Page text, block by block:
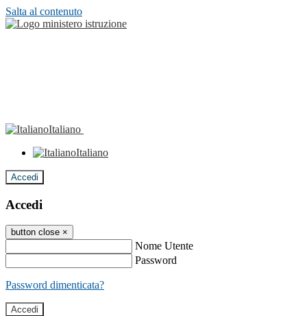
Salta al contenuto
Italiano
Italiano
Accedi
Accedi
button close ×
Nome Utente
Password
Password dimenticata?